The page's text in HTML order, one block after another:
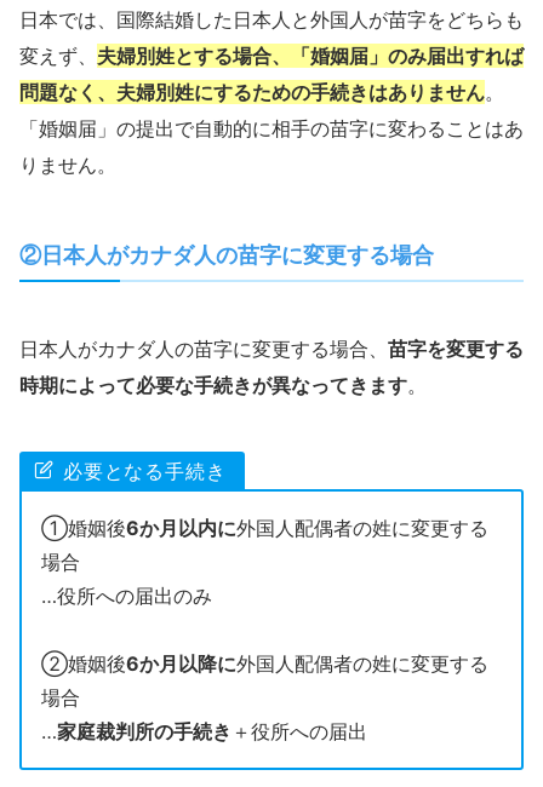
日本では、国際結婚した日本人と外国人が苗字をどちらも
変えず、 夫婦別姓とする場合、「婚姻届」のみ届出すれば
問題なく、夫婦別姓にするための手続きはありません。
「婚姻届」の提出で自動的に相手の苗字に変わることはあ
りません。
②日本人がカナダ人の苗字に変更する場合
日本人がカナダ人の苗字に変更する場合、 苗字を変更する
時期によって必要な手続きが異なってきます。
必要となる手続き
①婚姻後6か月以内に外国人配偶者の姓に変更する
場合
…役所への届出のみ
②婚姻後6か月以降に外国人配偶者の姓に変更する
場合
…家庭裁判所の手続き ＋役所への届出